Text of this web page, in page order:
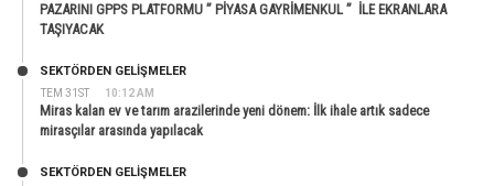
PAZARINI GPPS PLATFORMU ” PİYASA GAYRİMENKUL ” İLE EKRANLARA
TAŞIYACAK
TEM 31ST 10:12 AM
SEKTÖRDEN GELIŞMELER
Miras kalan ev ve tarım arazilerinde yeni dönem: İlk ihale artık sadece
mirasçılar arasında yapılacak
SEKTÖRDEN GELIŞMELER